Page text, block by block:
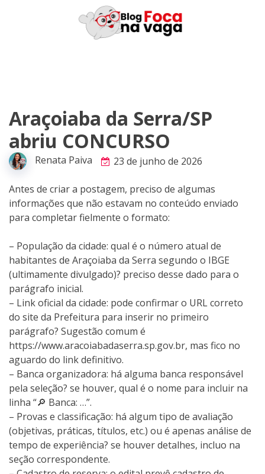
Araçoiaba da Serra/SP
abriu CONCURSO
Renata Paiva 23 de junho de 2026
Antes de criar a postagem, preciso de algumas
informações que não estavam no conteúdo enviado
para completar fielmente o formato:
– População da cidade: qual é o número atual de
habitantes de Araçoiaba da Serra segundo o IBGE
(ultimamente divulgado)? preciso desse dado para o
parágrafo inicial.
– Link oficial da cidade: pode confirmar o URL correto
do site da Prefeitura para inserir no primeiro
parágrafo? Sugestão comum é
https://www.aracoiabadaserra.sp.gov.br, mas fico no
aguardo do link definitivo.
– Banca organizadora: há alguma banca responsável
pela seleção? se houver, qual é o nome para incluir na
linha “🔎 Banca: …”.
– Provas e classificação: há algum tipo de avaliação
(objetivas, práticas, títulos, etc.) ou é apenas análise de
tempo de experiência? se houver detalhes, incluo na
seção correspondente.